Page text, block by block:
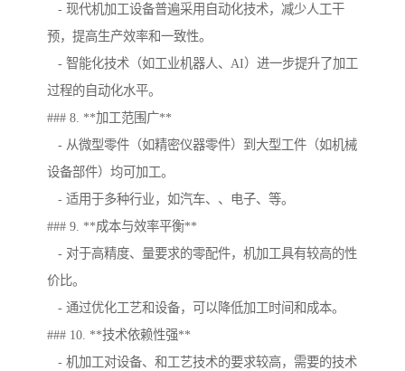
- 现代机加工设备普遍采用自动化技术，减少人工干
预，提高生产效率和一致性。
- 智能化技术（如工业机器人、AI）进一步提升了加工
过程的自动化水平。
### 8. **加工范围广**
- 从微型零件（如精密仪器零件）到大型工件（如机械
设备部件）均可加工。
- 适用于多种行业，如汽车、、电子、等。
### 9. **成本与效率平衡**
- 对于高精度、量要求的零配件，机加工具有较高的性
价比。
- 通过优化工艺和设备，可以降低加工时间和成本。
### 10. **技术依赖性强**
- 机加工对设备、和工艺技术的要求较高，需要的技术